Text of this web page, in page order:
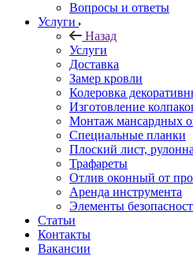
Вопросы и ответы
Услуги
Назад
Услуги
Доставка
Замер кровли
Колеровка
Изготовление
Монтаж мансардных
Специальные планки
Плоский лист,
Трафареты
Отлив оконный от
Аренда инструмента
Элементы
Статьи
Контакты
Вакансии